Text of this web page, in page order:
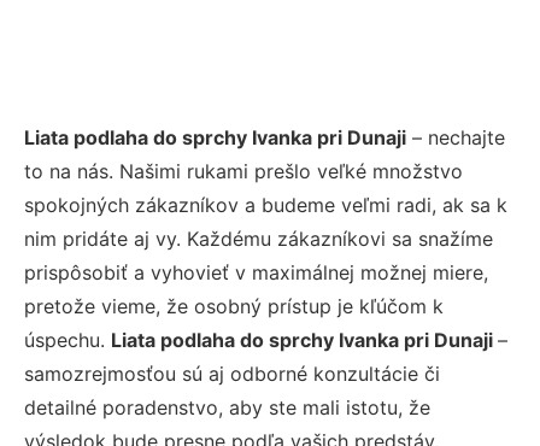
Liata podlaha do sprchy Ivanka pri Dunaji – nechajte
to na nás. Našimi rukami prešlo veľké množstvo
spokojných zákazníkov a budeme veľmi radi, ak sa k
nim pridáte aj vy. Každému zákazníkovi sa snažíme
prispôsobiť a vyhovieť v maximálnej možnej miere,
pretože vieme, že osobný prístup je kľúčom k
úspechu. Liata podlaha do sprchy Ivanka pri Dunaji –
samozrejmosťou sú aj odborné konzultácie či
detailné poradenstvo, aby ste mali istotu, že
výsledok bude presne podľa vašich predstáv.